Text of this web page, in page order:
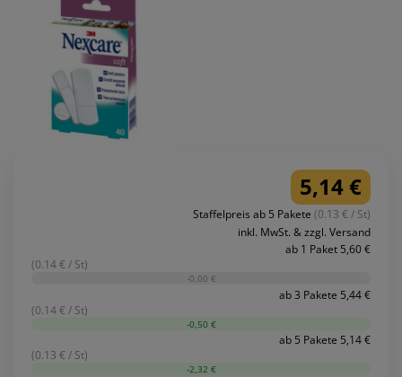
5,14 €
Staffelpreis ab 5 Pakete (0.13 € / St)
inkl. MwSt. & zzgl. Versand
ab 1 Paket 5,60 €
(0.14 € / St)
-0,00 €
ab 3 Pakete 5,44 €
(0.14 € / St)
-0,50 €
ab 5 Pakete 5,14 €
(0.13 € / St)
-2,32 €